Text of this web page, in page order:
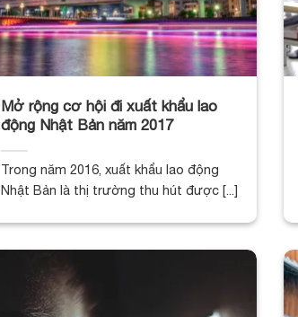
Mở rộng cơ hội đi xuất khẩu lao
động Nhật Bản năm 2017
Trong năm 2016, xuất khẩu lao động
Nhật Bản là thị trường thu hút được [...]